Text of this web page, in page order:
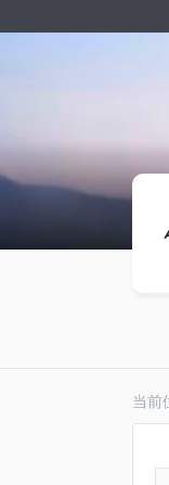
当前